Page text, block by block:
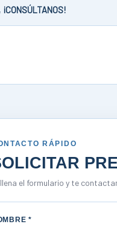
¡CONSÚLTANOS!
RÁPIDO
el formulario y te
*